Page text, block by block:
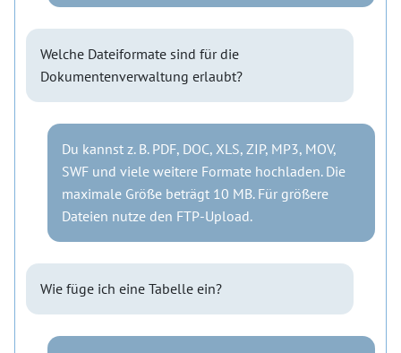
Welche Dateiformate sind für die
Dokumentenverwaltung erlaubt?
Du kannst z. B. PDF, DOC, XLS, ZIP, MP3, MOV,
SWF und viele weitere Formate hochladen. Die
maximale Größe beträgt 10 MB. Für größere
Dateien nutze den FTP-Upload.
Wie füge ich eine Tabelle ein?